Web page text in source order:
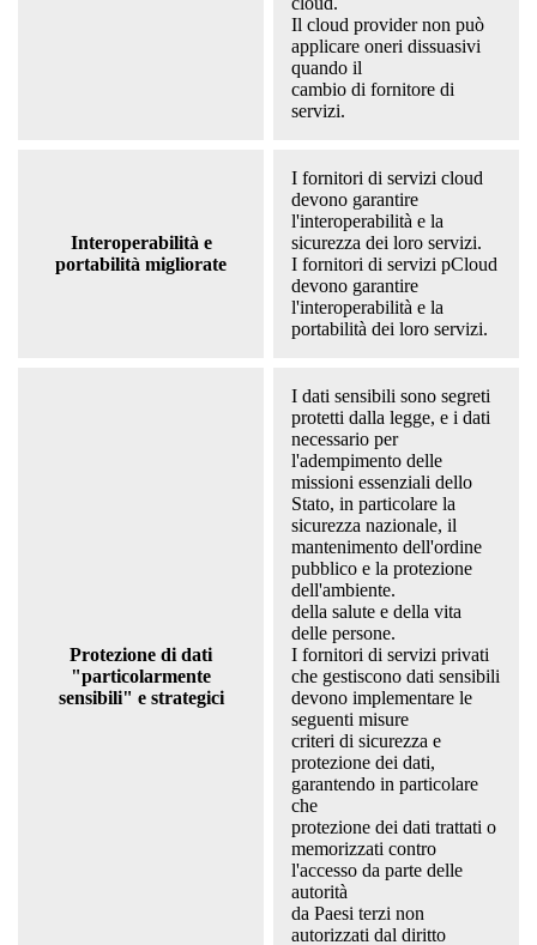
Il cloud provider non può
applicare oneri dissuasivi
quando il
cambio di fornitore di
servizi.
Interoperabilità e
portabilità migliorate
I fornitori di servizi cloud
devono garantire
l'interoperabilità e la
sicurezza dei loro servizi.
I fornitori di servizi pCloud
devono garantire
l'interoperabilità e la
portabilità dei loro servizi.
Protezione di dati
"particolarmente
sensibili" e strategici
I dati sensibili sono segreti
protetti dalla legge, e i dati
necessario per
l'adempimento delle
missioni essenziali dello
Stato, in particolare la
sicurezza nazionale, il
mantenimento dell'ordine
pubblico e la protezione
dell'ambiente.
della salute e della vita
delle persone.
I fornitori di servizi privati
che gestiscono dati sensibili
devono implementare le
seguenti misure
criteri di sicurezza e
protezione dei dati,
garantendo in particolare
che
protezione dei dati trattati o
memorizzati contro
l'accesso da parte delle
autorità
da Paesi terzi non
autorizzati dal diritto